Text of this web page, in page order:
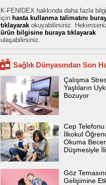
K-FENIDEX hakkında daha fazla
için hasta kullanma talimatını
tıklayarak okuyabilirsiniz.
ürün bilgisine buraya tıklayarak
ulaşabilirsiniz.
Sağlık Dünyasından Son
Çalışma
Yaşlıların
Bozuyor
Cep
İlkokul
Okuma
Düşmesiyle
Göz
Gelişimine